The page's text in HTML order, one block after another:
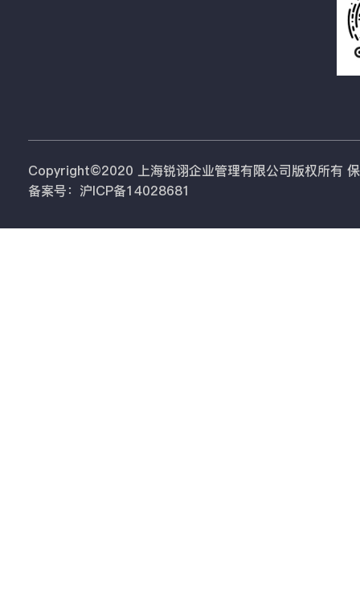
Copyright©2020 上海锐诩企业管理有限公司版权所有
备案号：沪ICP备14028681